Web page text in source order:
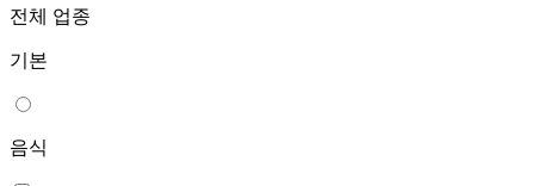
전체 업종
기본
음식